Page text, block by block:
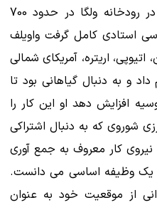
دانشگاه ساراتوف-، شهری بزرگ در رودخانه ولگا در حدود 700
استادی کامل گرفت واویلف
اریتره، آمریکای شمالی
و به دنبال گیاهانی بود تا
افزایش دهد او این کار را
شوروی که به دنبال اشتراکی
کار معروف به جمع آوری
1929 آغاز شد، یک وظیفه اساسی می دانست.
دلیل قدردانی از موقعیت خود به عنوان